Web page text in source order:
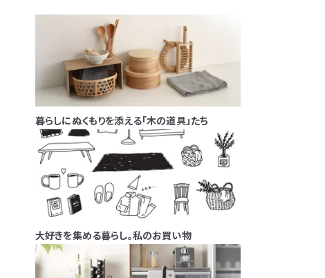
暮らしにぬくもりを添える「木の道具」たち
大好きを集める暮らし。私のお買い物